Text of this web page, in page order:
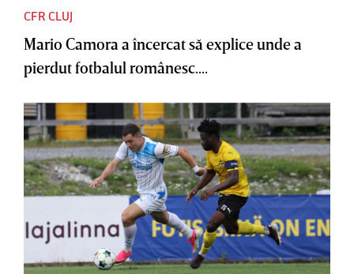
CFR CLUJ
Mario Camora a încercat să explice unde a
pierdut fotbalul românesc....